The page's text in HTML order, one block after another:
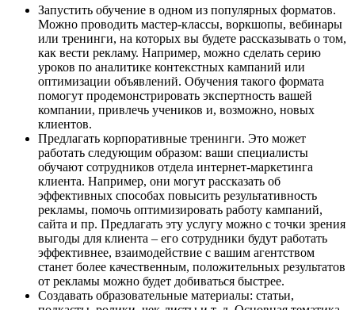
Запустить обучение в одном из популярных форматов.
Можно проводить мастер-классы, воркшопы, вебинары
или тренинги, на которых вы будете рассказывать о том,
как вести рекламу. Например, можно сделать серию
уроков по аналитике контекстных кампаний или
оптимизации объявлений. Обучения такого формата
помогут продемонстрировать экспертность вашей
компании, привлечь учеников и, возможно, новых
клиентов.
Предлагать корпоративные тренинги. Это может
работать следующим образом: ваши специалисты
обучают сотрудников отдела интернет-маркетинга
клиента. Например, они могут рассказать об
эффективных способах повысить результативность
рекламы, помочь оптимизировать работу кампаний,
сайта и пр. Предлагать эту услугу можно с точки зрения
выгоды для клиента – его сотрудники будут работать
эффективнее, взаимодействие с вашим агентством
станет более качественным, положительных результатов
от рекламы можно будет добиваться быстрее.
Создавать образовательные материалы: статьи,